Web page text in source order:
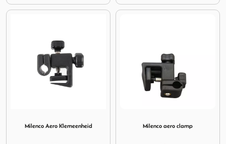
Milenco Aero Klemeenheid Milenco aero clamp